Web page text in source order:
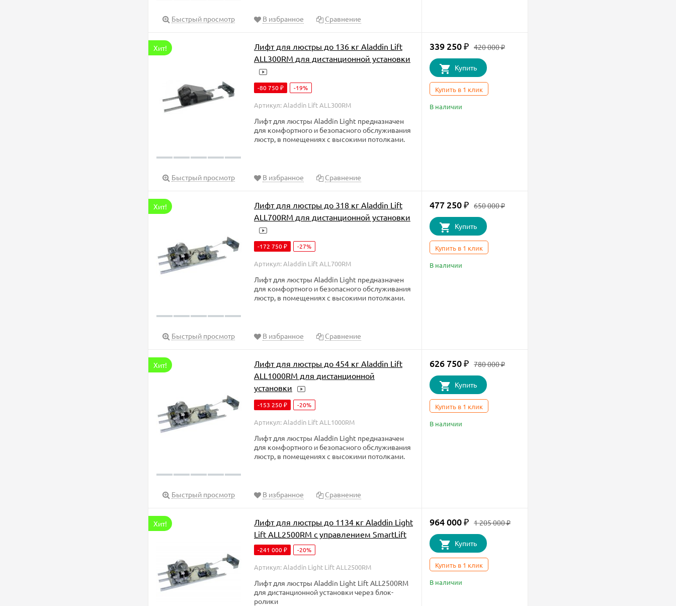
Быстрый просмотр В избранное Сравнение
Хит!
Лифт для люстры до 136 кг Aladdin Lift
ALL300RM для дистанционной установки
-80 750 ₽ -19%
Артикул: Aladdin Lift ALL300RM
Лифт для люстры Aladdin Light предназначен
для комфортного и безопасного обслуживания
люстр, в помещениях с высокими потолками.
339 250 ₽ 420 000₽
Купить
Купить в 1 клик
В наличии
Быстрый просмотр В избранное Сравнение
Хит!
Лифт для люстры до 318 кг Aladdin Lift
ALL700RM для дистанционной установки
-172 750 ₽ -27%
Артикул: Aladdin Lift ALL700RM
Лифт для люстры Aladdin Light предназначен
для комфортного и безопасного обслуживания
люстр, в помещениях с высокими потолками.
477 250 ₽ 650 000₽
Купить
Купить в 1 клик
В наличии
Быстрый просмотр В избранное Сравнение
Хит!
Лифт для люстры до 454 кг Aladdin Lift
ALL1000RM для дистанционной
установки
-153 250 ₽ -20%
Артикул: Aladdin Lift ALL1000RM
Лифт для люстры Aladdin Light предназначен
для комфортного и безопасного обслуживания
люстр, в помещениях с высокими потолками.
626 750 ₽ 780 000₽
Купить
Купить в 1 клик
В наличии
Быстрый просмотр В избранное Сравнение
Хит!
Лифт для люстры до 1134 кг Aladdin Light
Lift ALL2500RM с управлением SmartLift
-241 000 ₽ -20%
Артикул: Aladdin Light Lift ALL2500RM
Лифт для люстры Aladdin Light Lift ALL2500RM
для дистанционной установки через блок-
ролики
964 000 ₽ 1 205 000₽
Купить
Купить в 1 клик
В наличии